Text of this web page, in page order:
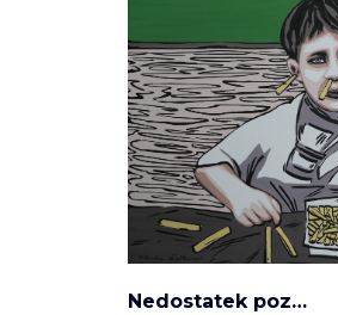
Nedostatek pozornosti